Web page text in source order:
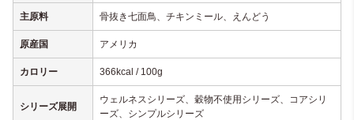
主原料 骨抜き七面鳥、チキンミール、えんどう
原産国 アメリカ
カロリー 366kcal / 100g
シリーズ展開
ウェルネスシリーズ、穀物不使用シリーズ、コアシリ
ーズ、シンプルシリーズ